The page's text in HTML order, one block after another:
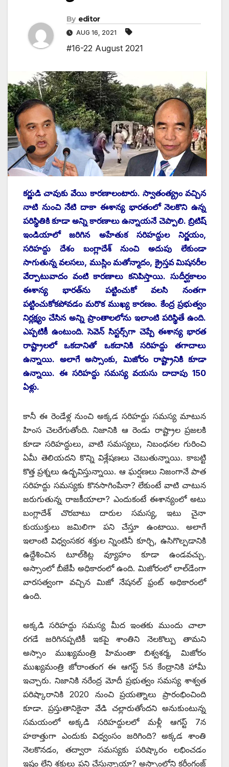
By editor
AUG 16, 2021
#16-22 August 2021
కర్ణుడి చావుకు వేయి కారణాలంటారు. స్వాతంత్య్రం వచ్చిన
నాటి నుంచి నేటి దాకా ఈశాన్య భారతంలో నెలకొని ఉన్న
పరిస్థితికి కూడా అన్ని కారణాలు ఉన్నాయనే చెప్పాలి. బ్రిటిష్‌
ఇం‌డియాలో జరిగిన అహేతుక సరిహద్దుల నిర్ణయం,
సరిహద్దు దేశం బంగ్లాదేశ్‌ ‌నుంచి అదుపు లేకుండా
సాగుతున్న వలసలు, ముస్లిం మతోన్మాదం, క్రైస్తవ మిషనరీల
వేర్పాటువాదం వంటి కారణాలు కనిపిస్తాయి. సుదీర్ఘకాలం
ఈశాన్య భారత్‌ను పట్టించుకో వలసి నంతగా
పట్టించుకోకపోవడం మరొక ముఖ్య కారణం. కేంద్ర ప్రభుత్వం
నిర్లక్ష్యం చేసిన అన్ని ప్రాంతాలలోను ఇలాంటి పరిస్థితే ఉంది.
ఎప్పటికీ ఉంటుంది. సెవెన్‌ ‌సిస్టర్స్‌గా చెప్పే ఈశాన్య భారత
రాష్ట్రాలలో ఒకదానితో ఒకదానికి సరిహద్దు తగాదాలు
ఉన్నాయి. అలాగే అస్సాంకు, మిజోరం రాష్ట్రానికి కూడా
ఉన్నాయి. ఈ సరిహద్దు సమస్య వయసు దాదాపు 150
ఏళ్లు.
కానీ ఈ రెండేళ్ల నుంచి అక్కడ సరిహద్దు సమస్య మాటున
హింస చెలరేగుతోంది. నిజానికి ఆ రెండు రాష్ట్రాల ప్రజలకి
కూడా సరిహద్దులు, వాటి సమస్యలు, నిబంధనల గురించి
ఏమీ తెలియదని కొన్ని విశ్లేషణలు చెబుతున్నాయి. కాబట్టి
కొత్త ప్రశ్నలు ఉద్భవిస్తున్నాయి. ఆ ఘర్షణలు నిజంగానే పాత
సరిహద్దు సమస్యకు కొనసాగింపేనా? లేకుంటే వాటి చాటున
జరుగుతున్న రాజకీయాలా? ఎందుకంటే ఈశాన్యంలో అటు
బంగ్లాదేశ్‌ ‌చొరబాటు దారుల సమస్య, ఇటు చైనా
కుయుక్తులు జమిలిగా పని చేస్తూ ఉంటాయి. అలాగే
ఇలాంటి విధ్వంసకర శక్తుల న్నింటినీ కూర్చి, ఉసిగొల్పడానికి
ఉద్దేశించిన టూల్‌కిట్ల వ్యూహం కూడా ఉండవచ్చు.
అస్సాంలో బీజేపీ అధికారంలో ఉంది. మిజోరంలో లాల్‌డేంగా
వారసత్వంగా వచ్చిన మిజో నేషనల్‌ ‌ఫ్రంట్‌ అధికారంలో
ఉంది.
అక్కడి సరిహద్దు సమస్య మీద ఇంతకు ముందు చాలా
రగడే జరిగినప్పటికీ ఇకపై శాంతిని నెలకొల్పు తామని
అస్సాం ముఖ్యమంత్రి హిమంతా బిశ్వశర్మ, మిజోరం
ముఖ్యమంత్రి జోరాంతంగ ఈ ఆగస్ట్ 5‌న కేంద్రానికి హామీ
ఇచ్చారు. నిజానికి నరేంద్ర మోదీ ప్రభుత్వం సమస్య శాశ్వత
పరిష్కారానికి 2020 నుంచి ప్రయత్నాలు ప్రారంభించింది
కూడా. ప్రస్తుతానికైనా వేడి చల్లారుతోందని అనుకుంటున్న
సమయంలో అక్కడి సరిహద్దులలో మళ్లీ ఆగస్ట్ 7‌న
హఠాత్తుగా ఎందుకు విధ్వంసం జరిగింది? అక్కడ శాంతి
నెలకొనడం, తద్వారా సమస్యకు పరిష్కారం లభించడం
ఇష్టం లేని శక్తులు పని చేస్తున్నాయా? అస్సాంలోని కరీంగంజ్‌